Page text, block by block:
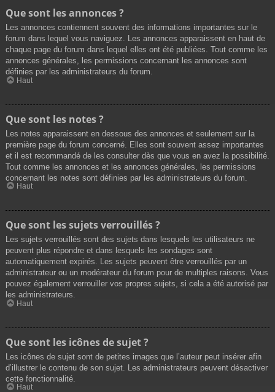
Que sont les annonces ?
Les annonces contiennent souvent des informations importantes sur le
forum dans lequel vous naviguez. Les annonces apparaissent en haut de
chaque page du forum dans lequel elles ont été publiées. Tout comme les
annonces générales, les permissions concernant les annonces sont
définies par les administrateurs du forum.
Haut
Que sont les notes ?
Les notes apparaissent en dessous des annonces et seulement sur la
première page du forum concerné. Elles sont souvent assez importantes
et il est recommandé de les consulter dès que vous en avez la possibilité.
Tout comme les annonces et les annonces générales, les permissions
concernant les notes sont définies par les administrateurs du forum.
Haut
Que sont les sujets verrouillés ?
Les sujets verrouillés sont des sujets dans lesquels les utilisateurs ne
peuvent plus répondre et dans lesquels les sondages sont
automatiquement expirés. Les sujets peuvent être verrouillés par un
administrateur ou un modérateur du forum pour de multiples raisons. Vous
pouvez également verrouiller vos propres sujets, si cela a été autorisé par
les administrateurs.
Haut
Que sont les icônes de sujet ?
Les icônes de sujet sont de petites images que l’auteur peut insérer afin
d’illustrer le contenu de son sujet. Les administrateurs peuvent désactiver
cette fonctionnalité.
Haut